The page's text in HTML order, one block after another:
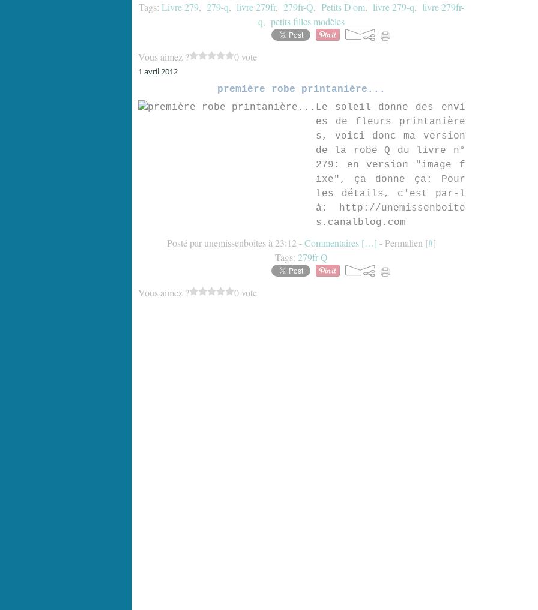
Tags: Livre 279, 279-q, livre 279fr, 279fr-Q, Petits D'om, livre 279-q, livre 279fr-
q, petits filles modèles
Vous aimez ? 0 vote
1 avril 2012
première robe printanière...
Le soleil donne des envi
es de fleurs printanière
s, voici donc ma version
de la robe Q du livre n°
279: en version "image f
ixe", ça donne ça: Pour
les détails, c'est par-l
à: http://unemissenboite
s.canalblog.com
Posté par unemissenboites à 23:12 -Commentaires […] - Permalien [#]
Tags: 279fr-Q
Vous aimez ? 0 vote